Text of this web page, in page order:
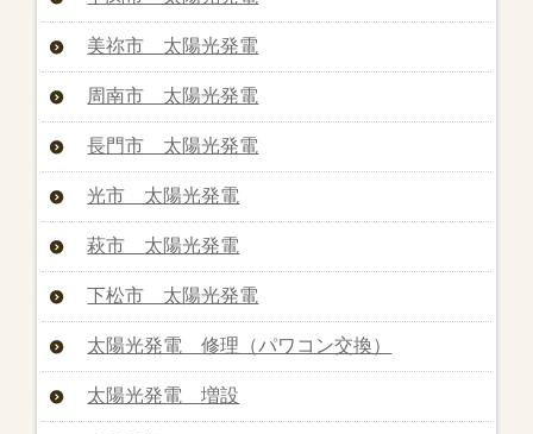
美祢市 太陽光発電
周南市 太陽光発電
長門市 太陽光発電
光市 太陽光発電
萩市 太陽光発電
下松市 太陽光発電
太陽光発電 修理（パワコン交換）
太陽光発電 増設